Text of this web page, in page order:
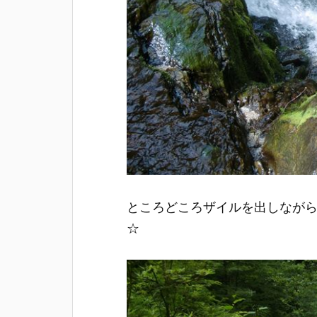
ところどころザイルを出しなが
☆